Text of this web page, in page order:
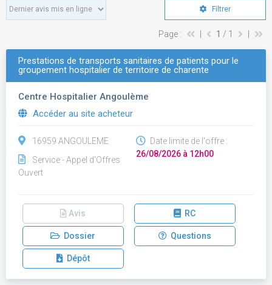
Filtrer
Page : 1 / 1
Prestations de transports sanitaires de patients pour le
groupement hospitalier de territoire de charente
Centre Hospitalier Angoulème
Accéder au site acheteur
16959 ANGOULEME
Service - Appel d'Offres
Ouvert
Date limite de l'offre :
26/08/2026 à 12h00
Avis RC
Dossier Questions
Dépôt